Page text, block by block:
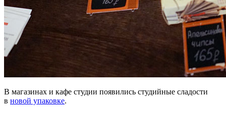
В магазинах и кафе студии появились студийные сладости
в новой упаковке.